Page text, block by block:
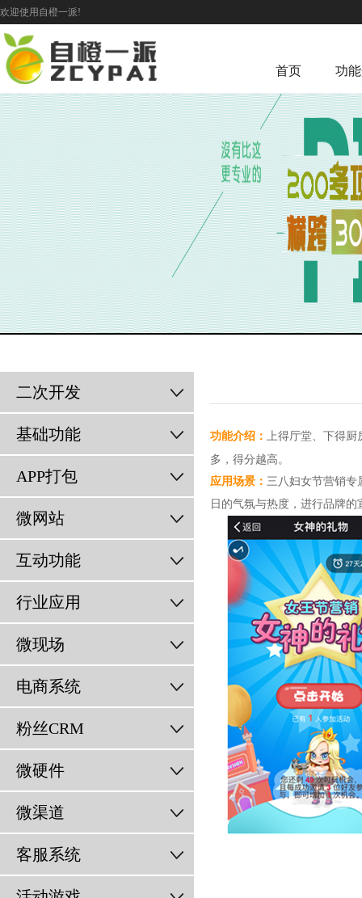
欢迎使用自橙一派!
首页 功
二次开发
基础功能
APP打包
微网站
互动功能
行业应用
微现场
电商系统
粉丝CRM
微硬件
微渠道
客服系统
功能介绍：
上得厅堂、下得
多，得分越高。
应用场景： 三八妇女节营销专
日的气氛与热度，进行品牌